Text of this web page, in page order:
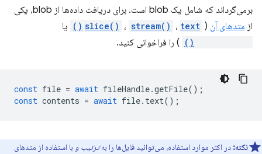
برمی‌گرداند که شامل یک blob است. برای دریافت داده‌ها از blob، یکی
از متدهای آن (
slice() ، stream() ، text() یا
) را فراخوانی کنید.
const file = await fileHandle.getFile();
const contents = await file. text();
نکته: در اکثر موارد استفاده، می‌توانید فایل‌ها را بهترتیب و با استفاده از متدهای